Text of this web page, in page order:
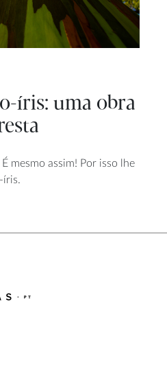
íris: uma obra
mesmo assim! Por isso lhe
íris.